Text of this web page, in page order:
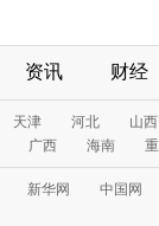
资讯 财经
天津 河北
山西
广西 海南
新华网
中国网